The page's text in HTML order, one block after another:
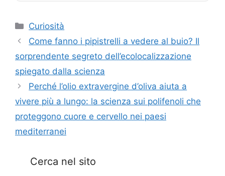
Categorie
Curiosità
Come fanno i pipistrelli a vedere al buio? Il
sorprendente segreto dell’ecolocalizzazione
spiegato dalla scienza
Perché l’olio extravergine d’oliva aiuta a
vivere più a lungo: la scienza sui polifenoli che
proteggono cuore e cervello nei paesi
mediterranei
Cerca nel sito